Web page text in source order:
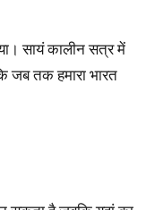
सायं कालीन सत्र में
जब तक हमारा भारत